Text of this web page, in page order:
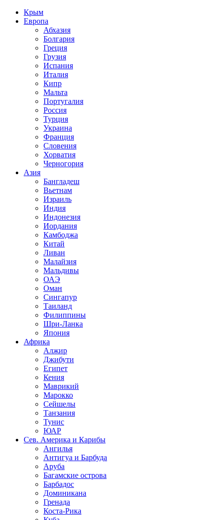
Крым
Европа
Абхазия
Болгария
Греция
Грузия
Испания
Италия
Кипр
Мальта
Португалия
Россия
Турция
Украина
Франция
Словения
Хорватия
Черногория
Азия
Бангладеш
Вьетнам
Израиль
Индия
Индонезия
Иордания
Камбоджа
Китай
Ливан
Малайзия
Мальдивы
ОАЭ
Оман
Сингапур
Таиланд
Филиппины
Шри-Ланка
Япония
Африка
Алжир
Джибути
Египет
Кения
Маврикий
Марокко
Сейшелы
Танзания
Тунис
ЮАР
Сев. Америка и Карибы
Ангилья
Антигуа и Барбуда
Аруба
Багамские острова
Барбадос
Доминикана
Гренада
Коста-Рика